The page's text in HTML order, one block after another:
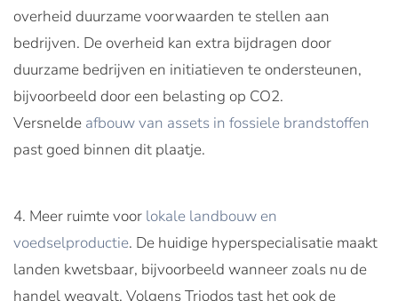
overheid duurzame voorwaarden te stellen aan
bedrijven. De overheid kan extra bijdragen door
duurzame bedrijven en initiatieven te ondersteunen,
bijvoorbeeld door een belasting op CO2.
Versnelde afbouw van assets in fossiele brandstoffen
past goed binnen dit plaatje.
Meer ruimte voor lokale landbouw en
voedselproductie. De huidige hyperspecialisatie maakt
landen kwetsbaar, bijvoorbeeld wanneer zoals nu de
handel wegvalt. Volgens Triodos tast het ook de